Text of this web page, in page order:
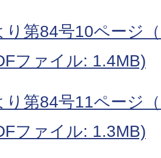
り第84号10ページ
ファイル: 1.4MB)
り第84号11ページ
ファイル: 1.3MB)